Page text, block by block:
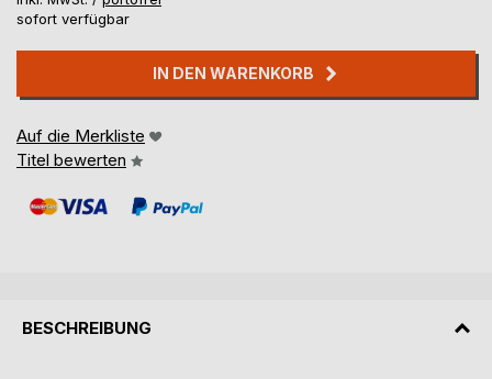
sofort verfügbar
IN DEN WARENKORB
Auf die Merkliste
Titel bewerten
BESCHREIBUNG